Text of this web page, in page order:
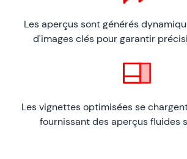
Les aperçus sont générés
d'images clés pour garantir
Les vignettes optimisées se
fournissant des aperçus fluides